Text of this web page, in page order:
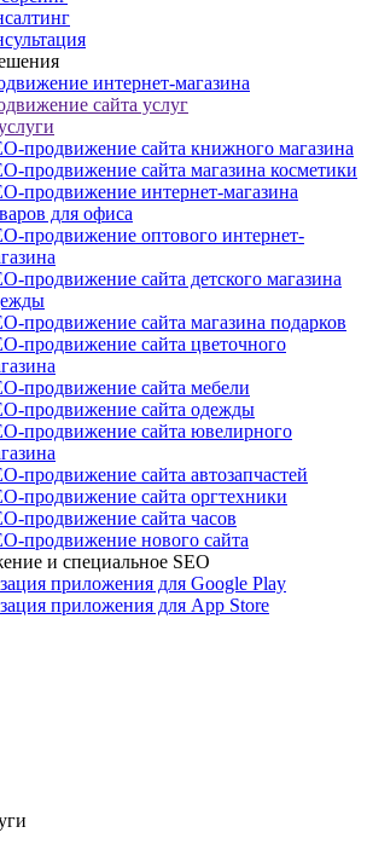
интернет-магазина
сайта услуг
продвижение сайта книжного магазина
продвижение сайта магазина косметики
продвижение интернет-магазина
для офиса
продвижение оптового интернет-
продвижение сайта детского магазина
продвижение сайта магазина подарков
продвижение сайта цветочного
продвижение сайта мебели
продвижение сайта одежды
продвижение сайта ювелирного
продвижение сайта автозапчастей
продвижение сайта оргтехники
продвижение сайта часов
продвижение нового сайта
и специальное SEO
приложения для Google Play
приложения для App Store